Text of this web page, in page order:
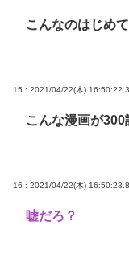
こんなのはじめ
15 : 2021/04/22(木)
こんな漫画が
16 : 2021/04/22(木)
嘘だろ？